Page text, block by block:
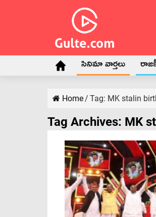
సినిమా వార్తలు
Home/ Tag: MK stalin
Tag Archives: MK